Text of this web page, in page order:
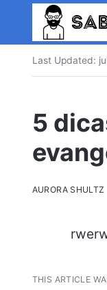
Last Updated:
5
AURORA SHULTZ
THIS ARTICLE